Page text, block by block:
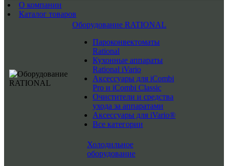
О компании
Каталог товаров
Оборудование RATIONAL
Пароконвектоматы
Rational
Кухонные аппараты
Rational iVario
Аксессуары для iCombi
Pro и iCombi Classic
Очистители и средства
ухода за аппаратами
Аксессуары для iVario®
Все категории
Холодильное
оборудование